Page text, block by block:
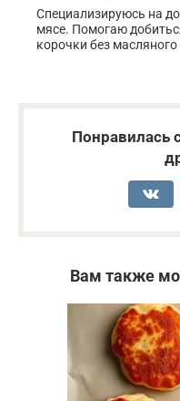
Специализируюсь на
мясе. Помогаю
корочки без
Понравилась
Вам также